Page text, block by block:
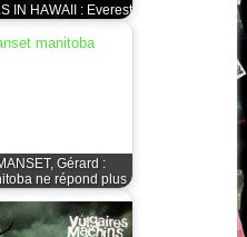
IN HAWAII : Everest
Gérard :
ne répond plus